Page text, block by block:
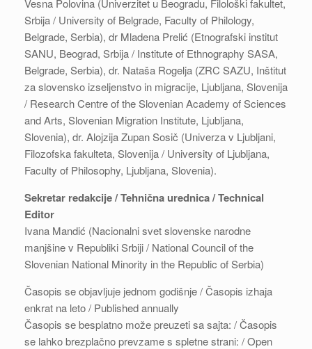
Vesna Polovina (Univerzitet u Beogradu, Filološki fakultet,
Srbija / University of Belgrade, Faculty of Philology,
Belgrade, Serbia), dr Mladena Prelić (Etnografski institut
SANU, Beograd, Srbija / Institute of Ethnography SASA,
Belgrade, Serbia), dr. Nataša Rogelja (ZRC SAZU, Inštitut
za slovensko izseljenstvo in migracije, Ljubljana, Slovenija
/ Research Centre of the Slovenian Academy of Sciences
and Arts, Slovenian Migration Institute, Ljubljana,
Slovenia), dr. Alojzija Zupan Sosič (Univerza v Ljubljani,
Filozofska fakulteta, Slovenija / University of Ljubljana,
Faculty of Philosophy, Ljubljana, Slovenia).
Sekretar redakcije / Tehnična urednica / Technical
Editor
Ivana Mandić (Nacionalni svet slovenske narodne
manjšine v Republiki Srbiji / National Council of the
Slovenian National Minority in the Republic of Serbia)
Časopis se objavljuje jednom godišnje / Časopis izhaja
enkrat na leto / Published annually
Časopis se besplatno može preuzeti sa sajta: / Časopis
se lahko brezplačno prevzame s spletne strani: / Open